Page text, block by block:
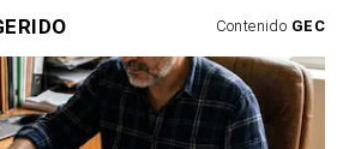
Contenido GEC